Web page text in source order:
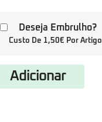
Deseja Embrulho?
Custo De 1,50€ Por Artigo
Adicionar